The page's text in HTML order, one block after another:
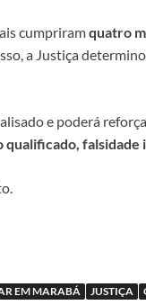
cumpriramquatro
a Justiça
e poderá
falsidade
EM MARABÁ JUSTIÇA